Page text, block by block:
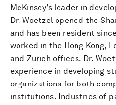
McKinsey’s leader in
Dr. Woetzel opened the
and has been resident
worked in the Hong Kong,
and Zurich offices. Dr.
experience in developing
organizations for both
institutions. Industries of